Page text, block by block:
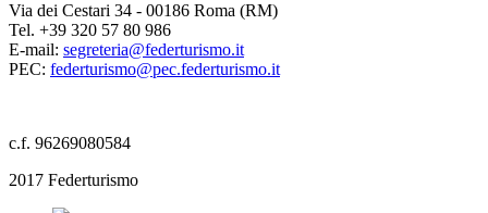
Via dei Cestari 34 - 00186 Roma (RM)
Tel. +39 320 57 80 986
E-mail: segreteria@federturismo.it
PEC: federturismo@pec.federturismo.it
c.f. 96269080584
2017 Federturismo